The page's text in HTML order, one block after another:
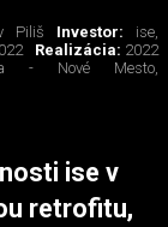
Piliš Investor: ise,
Realizácia: 2022
- Nové Mesto,
ise v
retrofitu,